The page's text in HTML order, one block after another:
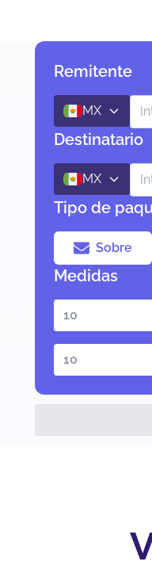
Remitente
MX
Destinatario
MX
Tipo de
Sobre
Medidas